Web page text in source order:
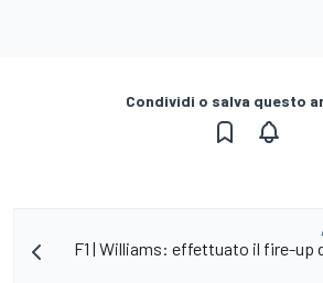
Condividi o salva questo
F1 | Williams: effettuato il fire-up